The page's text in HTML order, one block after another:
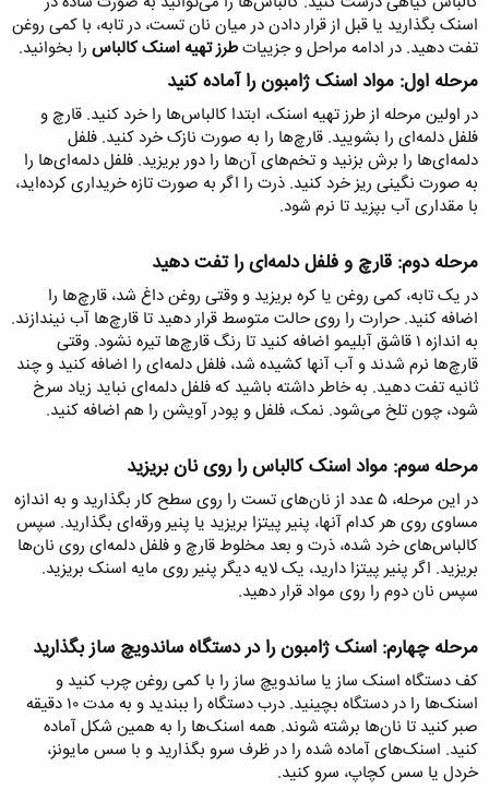
اسنک بگذارید یا قبل از قرار دادن در میان نان تست، در تابه، با کمی روغن
تفت دهید. در ادامه مراحل و جزییاتطرز تهیه اسنک کالباس را بخوانید.
مرحله اول: مواد اسنک ژامبون را آماده کنید​
در اولین مرحله از طرز تهیه اسنک، ابتدا کالباس‌ها را خرد کنید. قارچ و
فلفل دلمه‌ای را بشویید. قارچ‌ها را به صورت نازک خرد کنید. فلفل
دلمه‌ای‌ها را برش بزنید و تخم‌های آن‌ها را دور بریزید. فلفل‌ دلمه‌ای‌ها را
به صورت نگینی ریز خرد کنید. ذرت را اگر به صورت تازه خریداری کرده‌اید،
با مقداری آب بپزید تا نرم شود.
مرحله دوم: قارچ و فلفل دلمه‌ای را تفت دهید​
در یک تابه، کمی روغن یا کره بریزید و وقتی روغن داغ شد، قارچ‌ها را
اضافه کنید. حرارت را روی حالت متوسط قرار دهید تا قارچ‌ها آب نیندازند.
به اندازه ۱ قاشق آبلیمو اضافه کنید تا رنگ قارچ‌ها تیره نشود. وقتی
قارچ‌ها نرم شدند و آب آنها کشیده شد، فلفل دلمه‌ای را اضافه کنید و چند
ثانیه تفت دهید. به خاطر داشته باشید که فلفل دلمه‌ای نباید زیاد سرخ
شود، چون تلخ می‌شود. نمک، فلفل و پودر آویشن را هم اضافه کنید.
مرحله سوم: مواد اسنک کالباس را روی نان بریزید​
در این مرحله، ۵ عدد از نان‌های تست را روی سطح کار بگذارید و به اندازه
مساوی روی هر کدام آنها، پنیر پیتزا بریزید یا پنیر ورقه‌ای بگذارید. سپس
کالباس‌های خرد شده، ذرت و بعد مخلوط قارچ و فلفل دلمه‌ای روی نان‌ها
بریزید. اگر پنیر پیتزا دارید، یک لایه دیگر پنیر روی مایه اسنک بریزید.
سپس نان دوم را روی مواد قرار دهید.
مرحله چهارم: اسنک‌ ژامبون را در دستگاه ساندویچ ساز بگذارید​
کف دستگاه اسنک ساز یا ساندویچ ساز را با کمی روغن چرب کنید و
اسنک‌ها را در دستگاه بچینید. درب دستگاه را ببندید و به مدت ۱۰ دقیقه
صبر کنید تا نان‌ها برشته شوند. همه اسنک‌ها را به همین شکل آماده
کنید. اسنک‌های آماده شده را در ظرف سرو بگذارید و با سس مایونز،
خردل یا سس کچاپ، سرو کنید.